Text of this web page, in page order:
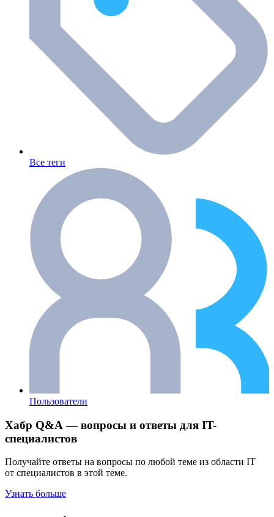
Все теги
Пользователи
Хабр Q&A — вопросы и ответы для IT-
специалистов
Получайте ответы на вопросы по любой теме из области IT
от специалистов в этой теме.
Узнать больше